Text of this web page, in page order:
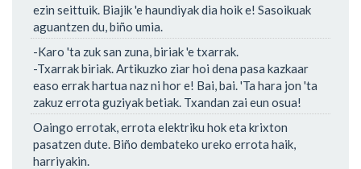
ezin seittuik. Biajik 'e haundiyak dia hoik e! Sasoikuak
aguantzen du, biño umia.
-Karo 'ta zuk san zuna, biriak 'e txarrak.
-Txarrak biriak. Artikuzko ziar hoi dena pasa kazkaar
easo errak hartua naz ni hor e! Bai, bai. 'Ta hara jon 'ta
zakuz errota guziyak betiak. Txandan zai eun osua!
Oaingo errotak, errota elektriku hok eta krixton
pasatzen dute. Biño dembateko ureko errota haik,
harriyakin.